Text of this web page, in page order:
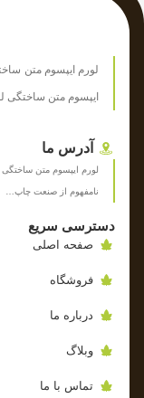
لورم ایپسوم متن
ایپسوم متن ساختگی
آدرس ما
لورم ایپسوم متن ساختگی
نامفهوم از صنعت چاپ…
دسترسی سریع
صفحه اصلی
فروشگاه
درباره ما
وبلاگ
تماس با ما